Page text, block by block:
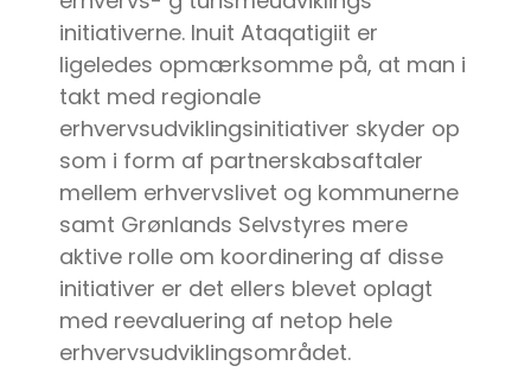
initiativerne. Inuit Ataqatigiit er
ligeledes opmærksomme på, at man i
takt med regionale
erhvervsudviklingsinitiativer skyder op
som i form af partnerskabsaftaler
mellem erhvervslivet og kommunerne
samt Grønlands Selvstyres mere
aktive rolle om koordinering af disse
initiativer er det ellers blevet oplagt
med reevaluering af netop hele
erhvervsudviklingsområdet.